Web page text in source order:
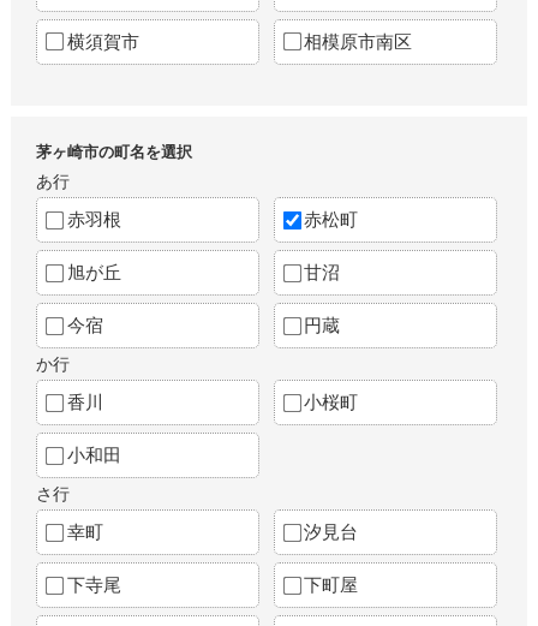
横須賀市 相模原市南区
茅ヶ崎市の町名を選択
あ行
赤羽根 赤松町
旭が丘 甘沼
今宿 円蔵
か行
香川 小桜町
小和田
さ行
幸町 汐見台
下寺尾 下町屋